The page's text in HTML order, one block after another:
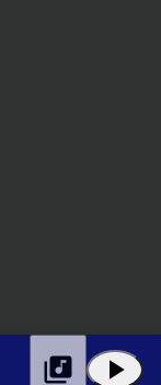
play_arrow
library_music